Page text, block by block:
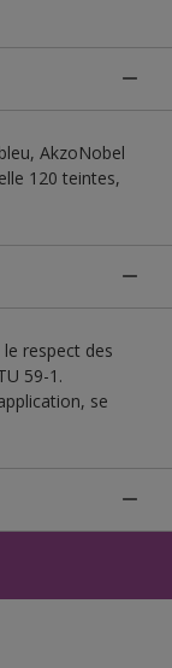
AkzoNobel
120 teintes,
respect des
59-1.
se